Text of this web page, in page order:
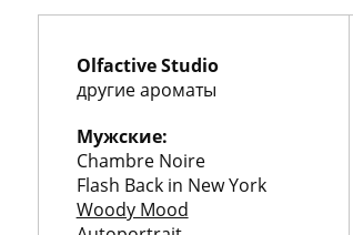
Olfactive Studio
другие ароматы
Мужские:
Chambre Noire
Flash Back in New York
Woody Mood
Гарантии
клиентам
Доставка
и
Контакты